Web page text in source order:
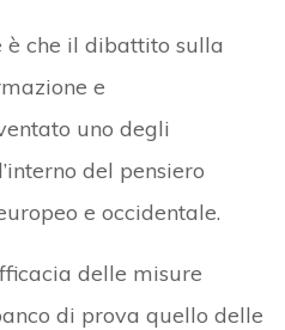
è che il dibattito sulla
e
uno degli
del pensiero
e occidentale.
delle misure
di prova quello delle